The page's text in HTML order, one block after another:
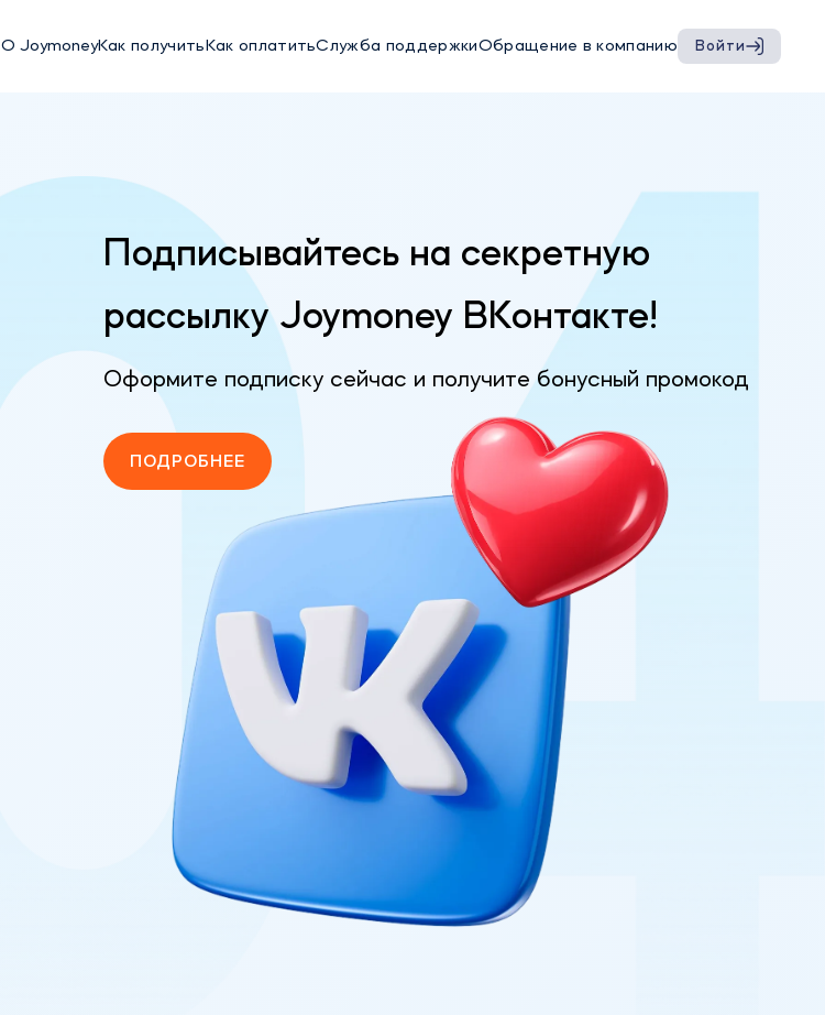
О JoymoneyКак получитьКак оплатитьСлужба поддержкиОбращение в компанию Войти
Подписывайтесь на секретную
рассылку Joymoney ВКонтакте!
Оформите подписку сейчас и получите бонусный промокод
ПОДРОБНЕЕ